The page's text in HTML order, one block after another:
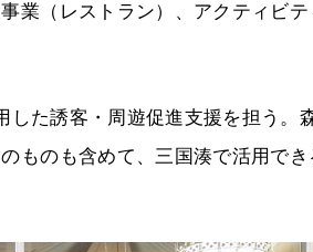
業（レストラン）、アクティビ
た誘客・周遊促進支援を担う。
ものも含めて、三国湊で活用でき